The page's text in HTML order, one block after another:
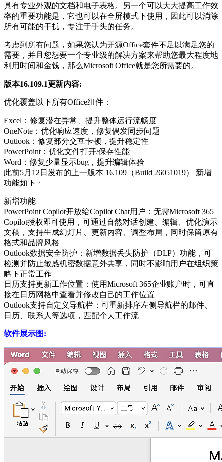
具有专业外观的文档和电子表格。另一个可以大大提高工作效
率的重要功能是，它也可以在全屏模式下使用，因此可以消除
所有可能的干扰，专注于手头的任务。
考虑到所有问题，如果您认为开源Office套件不足以满足您的
需要，并且您想要一个专业级的解决方案来帮助您最大程度地
利用时间和金钱，那么Microsoft Office就是您所需要的。
版本16.109.1更新内容:
优化覆盖以下所有Office组件：
Excel：修复潜在异常、提升整体运行流畅度
OneNote：优化响应速度，修复偶发同步问题
Outlook：修复部分交互卡顿，提升稳定性
PowerPoint：优化文件打开/保存性能
Word：修复少量显示bug，提升编辑体验
此前5月12日发布的上一版本 ‌16.109（Build 26051019）‌ 新增
功能如下：
新增功能
PowerPoint Copilot开放给Copilot Chat用户‌：无需Microsoft 365
Copilot授权即可使用，可通过自然对话创建、编辑、优化演示
文稿，支持生成幻灯片、更新内容、调整布局，同时保留原有
格式和品牌风格
Outlook数据安全防护‌：新增数据丢失防护（DLP）功能，可
检测并防止敏感机密数据意外共享，同时不影响用户在组织策
略下正常工作
日历支持更新工作位置‌：使用Microsoft 365企业账户时，可直
接在日历网格中查看并修改自己的工作位置
Outlook支持自定义导航栏‌：可重新排序左侧导航栏的邮件、
日历、联系人等选项，匹配个人工作流
软件展示图: